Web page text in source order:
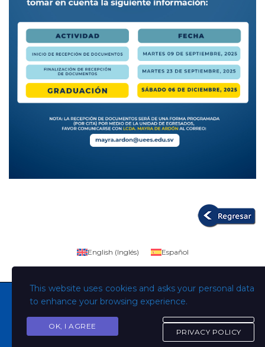
Copyright © Todos los derechos son de la Universidad
This website uses cookies and asks your personal data
to enhance your browsing experience.
OK, I AGREE
PRIVACY POLICY
English (Inglés) Español